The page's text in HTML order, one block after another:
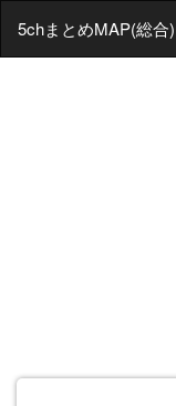
5chまとめMAP(総合)